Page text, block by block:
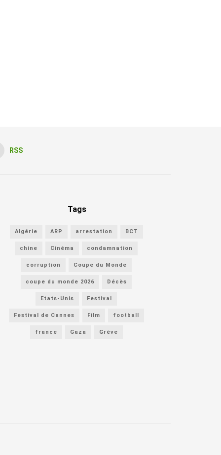
RSS
Tags
Algérie ARP arrestation BCT
chine Cinéma condamnation
corruption Coupe du Monde
coupe du monde 2026 Décès
Etats-Unis Festival
Festival de Cannes Film football
france Gaza Grève